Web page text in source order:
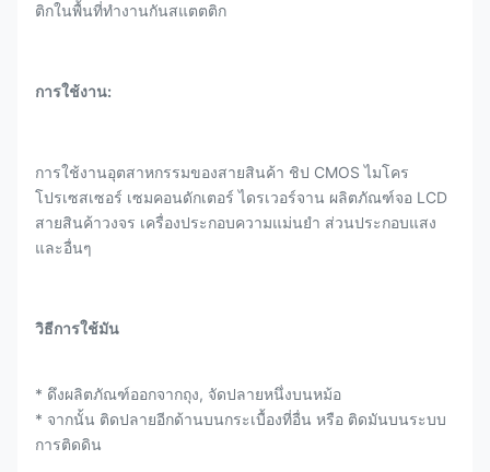
ติกในพื้นที่ทํางานกันสแตตติก
การใช้งาน:
การใช้งานอุตสาหกรรมของสายสินค้า ชิป CMOS ไมโคร
โปรเซสเซอร์ เซมคอนดักเตอร์ ไดรเวอร์จาน ผลิตภัณฑ์จอ LCD
สายสินค้าวงจร เครื่องประกอบความแม่นยํา ส่วนประกอบแสง
และอื่นๆ
วิธีการใช้มัน
* ดึงผลิตภัณฑ์ออกจากถุง, จัดปลายหนึ่งบนหม้อ
* จากนั้น ติดปลายอีกด้านบนกระเบื้องที่อื่น หรือ ติดมันบนระบบ
การติดดิน